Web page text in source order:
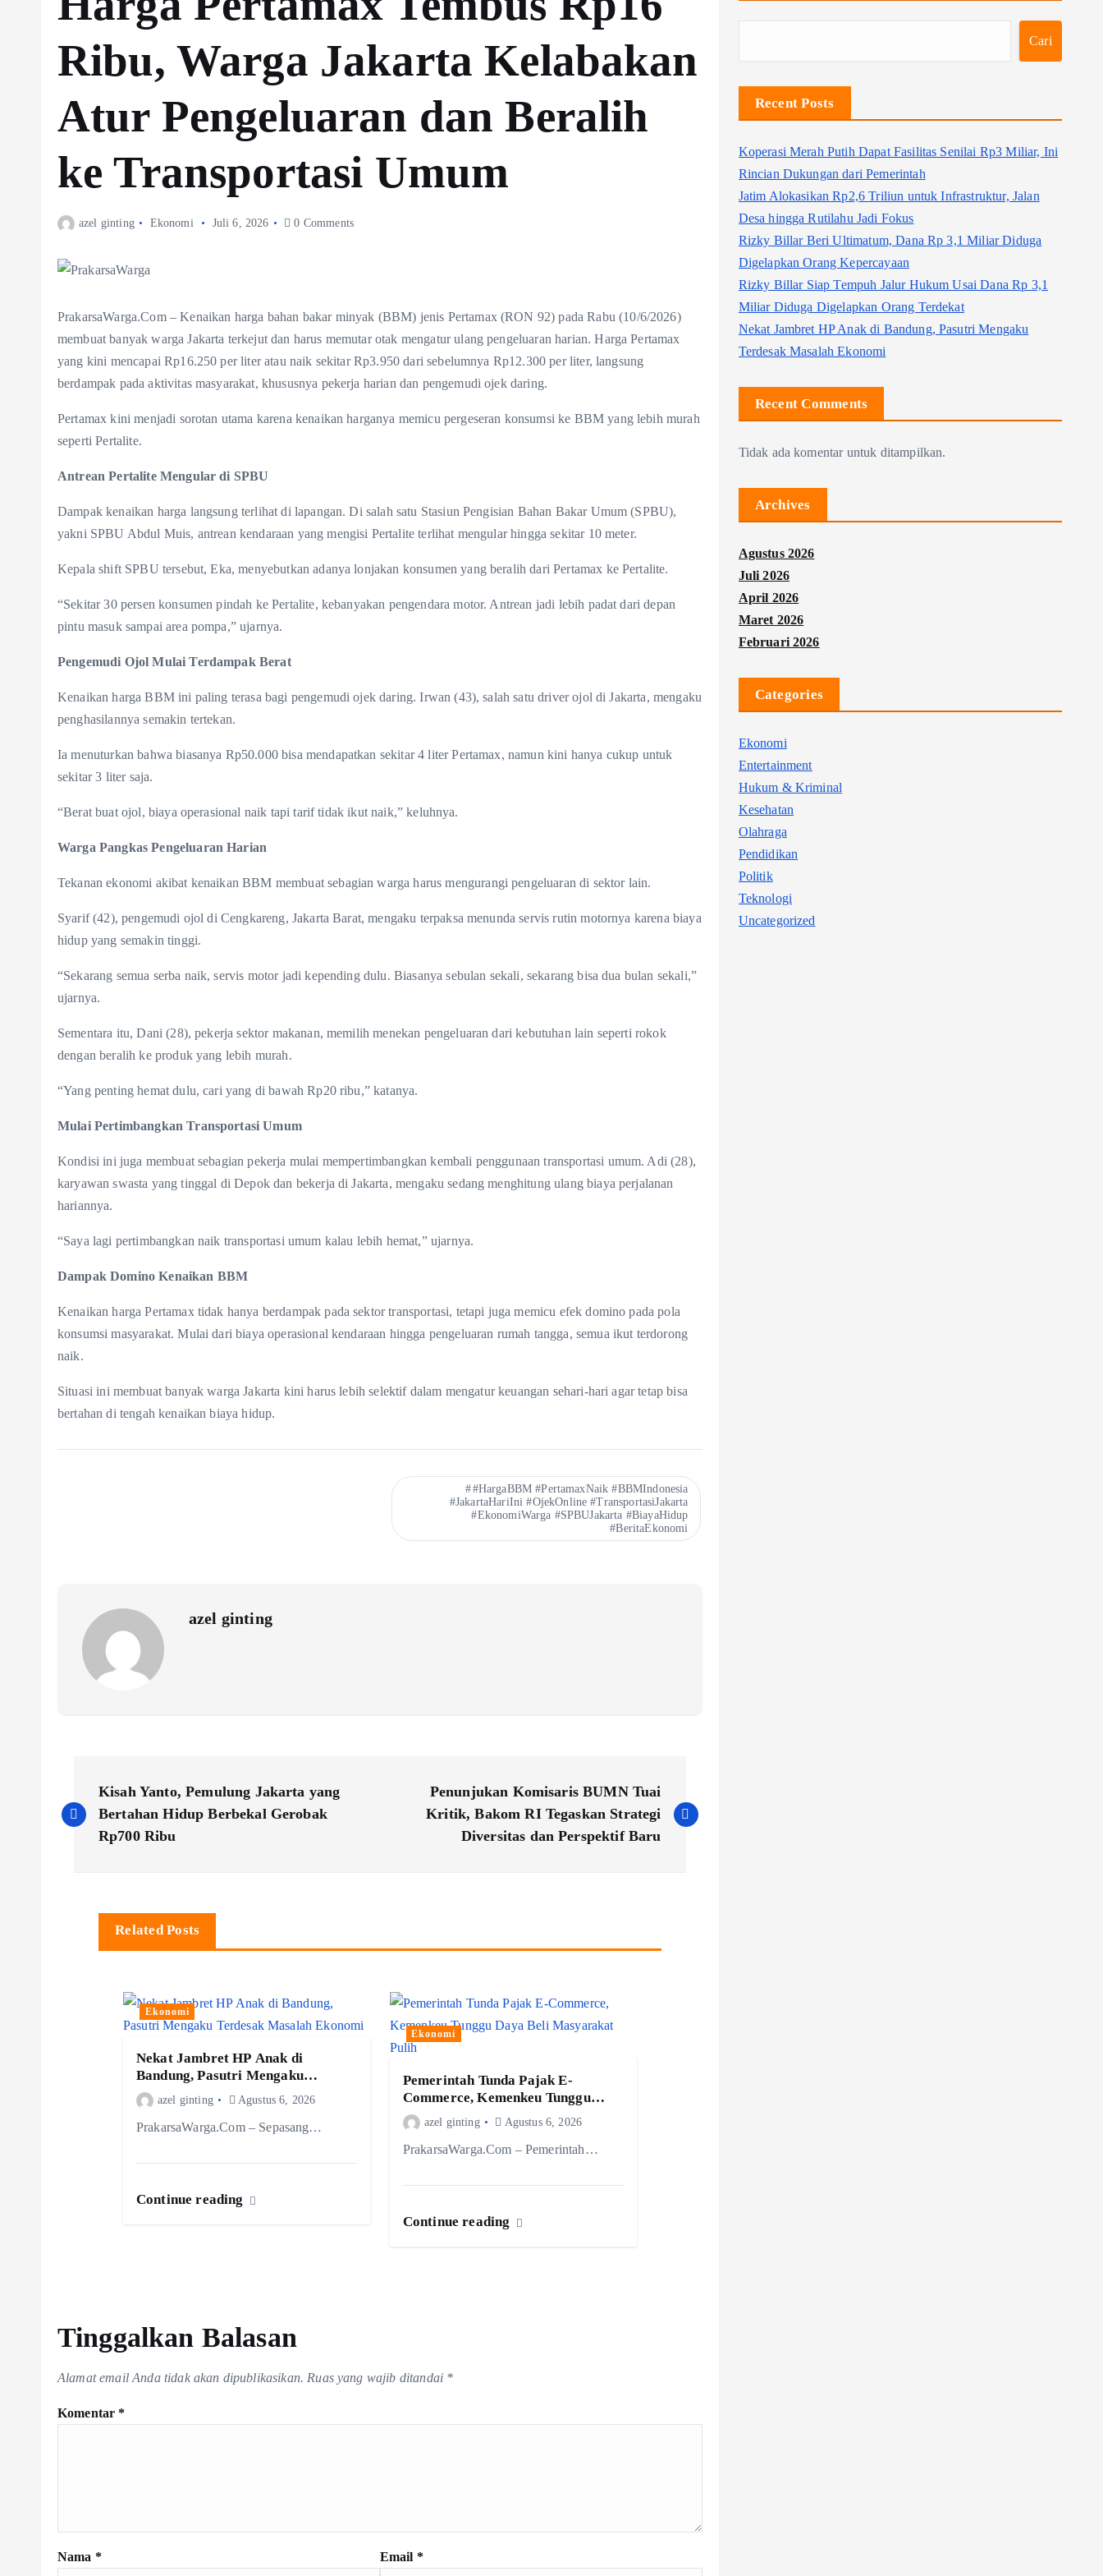
Ribu, Warga Jakarta Kelabakan
Atur Pengeluaran dan Beralih
ke Transportasi Umum
azel ginting Ekonomi Juli 6, 2026 0 Comments
PrakarsaWarga.Com – Kenaikan harga bahan bakar minyak (BBM) jenis Pertamax (RON 92) pada Rabu (10/6/2026)
membuat banyak warga Jakarta terkejut dan harus memutar otak mengatur ulang pengeluaran harian. Harga Pertamax
yang kini mencapai Rp16.250 per liter atau naik sekitar Rp3.950 dari sebelumnya Rp12.300 per liter, langsung
berdampak pada aktivitas masyarakat, khususnya pekerja harian dan pengemudi ojek daring.
Pertamax kini menjadi sorotan utama karena kenaikan harganya memicu pergeseran konsumsi ke BBM yang lebih murah
seperti Pertalite.
Antrean Pertalite Mengular di SPBU
Dampak kenaikan harga langsung terlihat di lapangan. Di salah satu Stasiun Pengisian Bahan Bakar Umum (SPBU),
yakni SPBU Abdul Muis, antrean kendaraan yang mengisi Pertalite terlihat mengular hingga sekitar 10 meter.
Kepala shift SPBU tersebut, Eka, menyebutkan adanya lonjakan konsumen yang beralih dari Pertamax ke Pertalite.
“Sekitar 30 persen konsumen pindah ke Pertalite, kebanyakan pengendara motor. Antrean jadi lebih padat dari depan
pintu masuk sampai area pompa,” ujarnya.
Pengemudi Ojol Mulai Terdampak Berat
Kenaikan harga BBM ini paling terasa bagi pengemudi ojek daring. Irwan (43), salah satu driver ojol di Jakarta, mengaku
penghasilannya semakin tertekan.
Ia menuturkan bahwa biasanya Rp50.000 bisa mendapatkan sekitar 4 liter Pertamax, namun kini hanya cukup untuk
sekitar 3 liter saja.
“Berat buat ojol, biaya operasional naik tapi tarif tidak ikut naik,” keluhnya.
Warga Pangkas Pengeluaran Harian
Tekanan ekonomi akibat kenaikan BBM membuat sebagian warga harus mengurangi pengeluaran di sektor lain.
Syarif (42), pengemudi ojol di Cengkareng, Jakarta Barat, mengaku terpaksa menunda servis rutin motornya karena biaya
hidup yang semakin tinggi.
“Sekarang semua serba naik, servis motor jadi kepending dulu. Biasanya sebulan sekali, sekarang bisa dua bulan sekali,”
ujarnya.
Sementara itu, Dani (28), pekerja sektor makanan, memilih menekan pengeluaran dari kebutuhan lain seperti rokok
dengan beralih ke produk yang lebih murah.
“Yang penting hemat dulu, cari yang di bawah Rp20 ribu,” katanya.
Mulai Pertimbangkan Transportasi Umum
Kondisi ini juga membuat sebagian pekerja mulai mempertimbangkan kembali penggunaan transportasi umum. Adi (28),
karyawan swasta yang tinggal di Depok dan bekerja di Jakarta, mengaku sedang menghitung ulang biaya perjalanan
hariannya.
“Saya lagi pertimbangkan naik transportasi umum kalau lebih hemat,” ujarnya.
Dampak Domino Kenaikan BBM
Kenaikan harga Pertamax tidak hanya berdampak pada sektor transportasi, tetapi juga memicu efek domino pada pola
konsumsi masyarakat. Mulai dari biaya operasional kendaraan hingga pengeluaran rumah tangga, semua ikut terdorong
naik.
Situasi ini membuat banyak warga Jakarta kini harus lebih selektif dalam mengatur keuangan sehari-hari agar tetap bisa
bertahan di tengah kenaikan biaya hidup.
#HargaBBM #PertamaxNaik #BBMIndonesia
#JakartaHariIni #OjekOnline #TransportasiJakarta
#EkonomiWarga #SPBUJakarta #BiayaHidup
#BeritaEkonomi
azel ginting
a
Kisah Yanto, Pemulung Jakarta yang
Bertahan Hidup Berbekal Gerobak
Rp700 Ribu
Penunjukan Komisaris BUMN Tuai
Kritik, Bakom RI Tegaskan Strategi
Diversitas dan Perspektif Baru
Related Posts
Ekonomi
Nekat Jambret HP Anak di
Bandung, Pasutri Mengaku
Terdesak Masalah Ekonomi
azel ginting Agustus 6, 2026
PrakarsaWarga.Com – Sepasang…
Continue reading
Ekonomi
Pemerintah Tunda Pajak E-
Commerce, Kemenkeu Tunggu
Daya Beli Masyarakat Pulih
azel ginting Agustus 6, 2026
PrakarsaWarga.Com – Pemerintah…
Continue reading
Tinggalkan Balasan
Alamat email Anda tidak akan dipublikasikan. Ruas yang wajib ditandai *
Komentar *
Nama * Email *
Cari
Recent Posts
Koperasi Merah Putih Dapat Fasilitas Senilai Rp3 Miliar, Ini
Rincian Dukungan dari Pemerintah
Jatim Alokasikan Rp2,6 Triliun untuk Infrastruktur, Jalan
Desa hingga Rutilahu Jadi Fokus
Rizky Billar Beri Ultimatum, Dana Rp 3,1 Miliar Diduga
Digelapkan Orang Kepercayaan
Rizky Billar Siap Tempuh Jalur Hukum Usai Dana Rp 3,1
Miliar Diduga Digelapkan Orang Terdekat
Nekat Jambret HP Anak di Bandung, Pasutri Mengaku
Terdesak Masalah Ekonomi
Recent Comments
Tidak ada komentar untuk ditampilkan.
Archives
Agustus 2026
Juli 2026
April 2026
Maret 2026
Februari 2026
Categories
Ekonomi
Entertainment
Hukum & Kriminal
Kesehatan
Olahraga
Pendidikan
Politik
Teknologi
Uncategorized